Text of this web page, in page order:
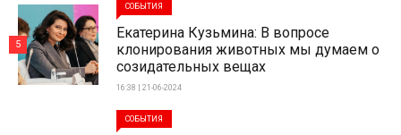
СОБЫТИЯ
Екатерина Кузьмина: В вопросе
клонирования животных мы думаем о
созидательных вещах
16:38 | 21-06-2024
5
СОБЫТИЯ